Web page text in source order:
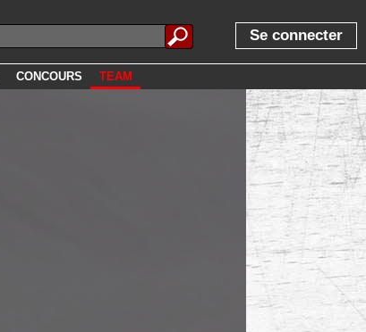
Se connecter
CONCOURS TEAM